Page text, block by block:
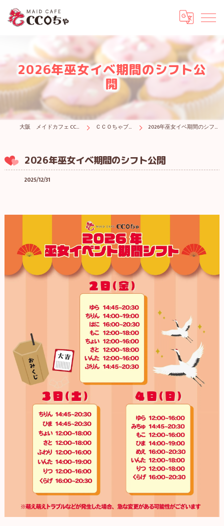
2026年巫女イベ期間のシフト公
開
大阪 メイドカフェ CCOちゃ ＣＣＯちゃブログ 2026年巫女イベ期間のシフト公開
2026年巫女イベ期間のシフト公開
2025/12/31